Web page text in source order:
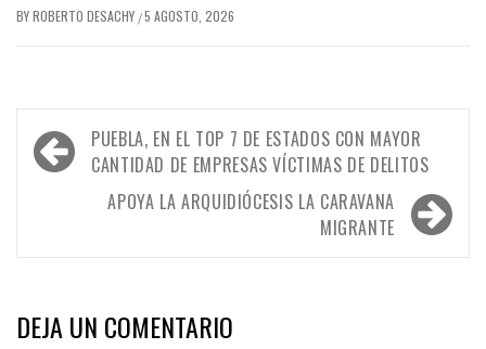
BYROBERTO DESACHY /5 AGOSTO, 2026
Navegación
de
entradas
PUEBLA, EN EL TOP 7 DE ESTADOS CON MAYOR
CANTIDAD DE EMPRESAS VÍCTIMAS DE DELITOS
APOYA LA ARQUIDIÓCESIS LA CARAVANA
MIGRANTE
DEJA UN COMENTARIO